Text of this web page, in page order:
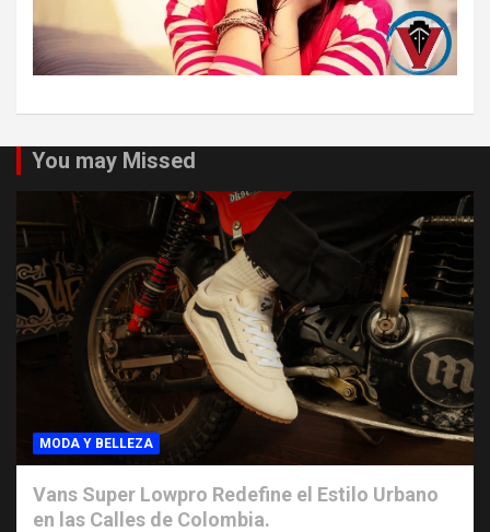
You may Missed
MODA Y BELLEZA
Vans Super Lowpro Redefine el Estilo Urbano
en las Calles de Colombia.